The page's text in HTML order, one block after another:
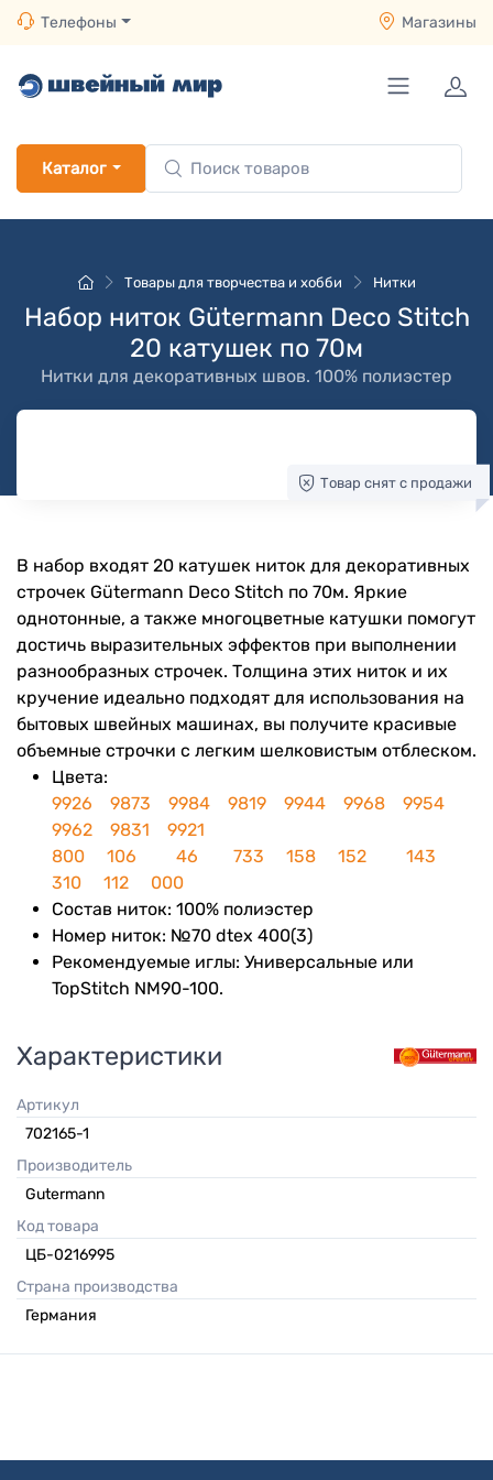
Телефоны Магазины
Каталог
Товары для творчества и хобби Нитки
Набор ниток Gütermann Deco Stitch
20 катушек по 70м
Нитки для декоративных швов. 100% полиэстер
Товар снят с продажи
В набор входят 20 катушек ниток для декоративных
строчек Gütermann Deco Stitch по 70м. Яркие
однотонные, а также многоцветные катушки помогут
достичь выразительных эффектов при выполнении
разнообразных строчек. Толщина этих ниток и их
кручение идеально подходят для использования на
бытовых швейных машинах, вы получите красивые
объемные строчки с легким шелковистым отблеском.
Цвета:
9926
9873 9984 9819 9944 9968
9954
9962
9831
9921
800
106 46 733 158 152
143
310
112
000
Состав ниток: 100% полиэстер
Номер ниток: №70 dtex 400(3)
Рекомендуемые иглы: Универсальные или
TopStitch NM90-100.
Характеристики
Артикул
702165-1
Производитель
Gutermann
Код товара
ЦБ-0216995
Страна производства
Германия